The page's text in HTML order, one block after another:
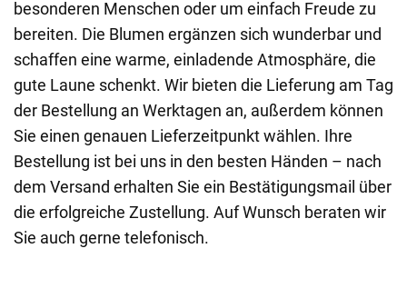
besonderen Menschen oder um einfach Freude zu
bereiten. Die Blumen ergänzen sich wunderbar und
schaffen eine warme, einladende Atmosphäre, die
gute Laune schenkt. Wir bieten die Lieferung am Tag
der Bestellung an Werktagen an, außerdem können
Sie einen genauen Lieferzeitpunkt wählen. Ihre
Bestellung ist bei uns in den besten Händen – nach
dem Versand erhalten Sie ein Bestätigungsmail über
die erfolgreiche Zustellung. Auf Wunsch beraten wir
Sie auch gerne telefonisch.